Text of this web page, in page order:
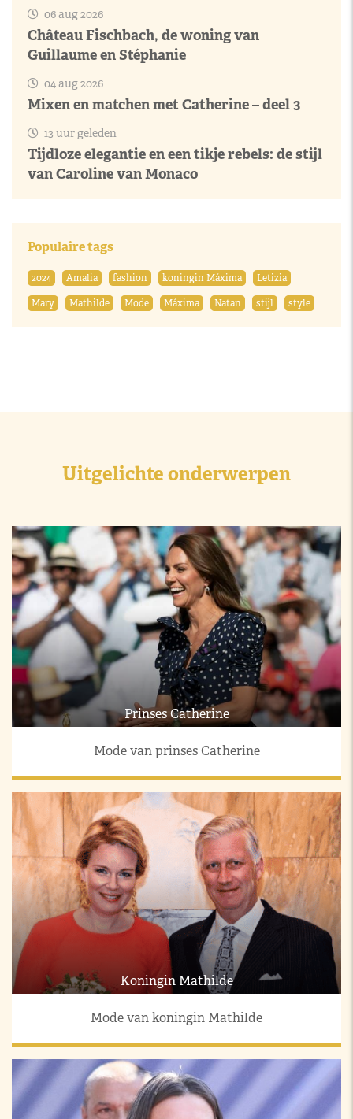
06 aug 2026
Château Fischbach, de woning van
Guillaume en Stéphanie
04 aug 2026
Mixen en matchen met Catherine – deel 3
13 uur geleden
Tijdloze elegantie en een tikje rebels: de stijl
van Caroline van Monaco
Populaire tags
2024 Amalia fashion koningin Máxima
Letizia
Mary
Mathilde Mode Máxima Natan stijl style
Uitgelichte onderwerpen
Prinses Catherine
Mode van prinses Catherine
Koningin Mathilde
Mode van koningin Mathilde